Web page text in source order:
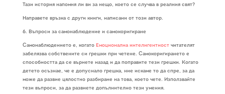
Тази история напомня ли ви за нещо, което се случва в реалния свят?
Направете връзка с други книги, написани от този автор.
6. Въпроси за самонаблюдение и самокоригиране
Самонаблюдението е, когато Емоционална интелигентностчитателят
забелязва собствените си грешки при четене. Самокоригирането е
способността да се върнете назад и да поправите тези грешки. Когато
детето осъзнае, че е допуснало грешка, ние искаме то да спре, за да
може да развие цялостно разбиране на това, което чете. Използвайте
тези въпроси, за да развиете допълнително тези умения.